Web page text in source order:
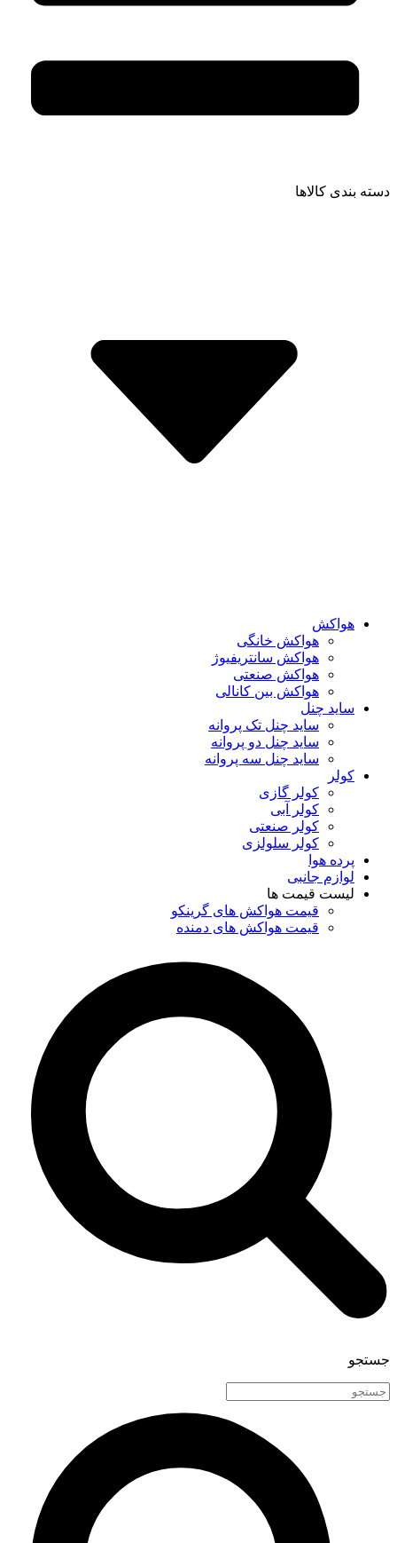
دسته بندی کالاها
هواکش
هواکش خانگی
هواکش سانتریفیوژ
هواکش صنعتی
هواکش بین کانالی
ساید چنل
ساید چنل تک پروانه
ساید چنل دو پروانه
ساید چنل سه پروانه
کولر
کولر گازی
کولر آبی
کولر صنعتی
کولر سلولزی
پرده هوا
لوازم جانبی
لیست قیمت ها
قیمت هواکش های گرینکو
قیمت هواکش های دمنده
جستجو